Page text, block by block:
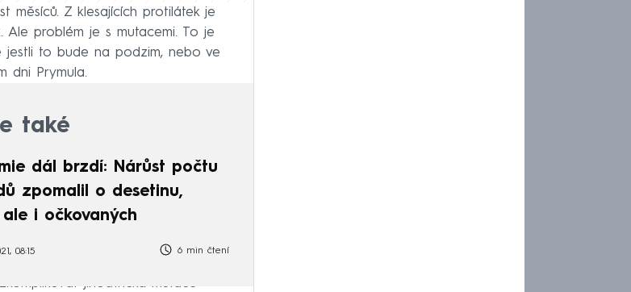
měsíců. Z klesajících protilátek je
problém je s mutacemi. To je
jestli to bude na podzim, nebo ve
dni Prymula.
také
dál brzdí: Nárůst počtu
zpomalil o desetinu,
i očkovaných
08:15 6 min čtení
jihoafrická mutace